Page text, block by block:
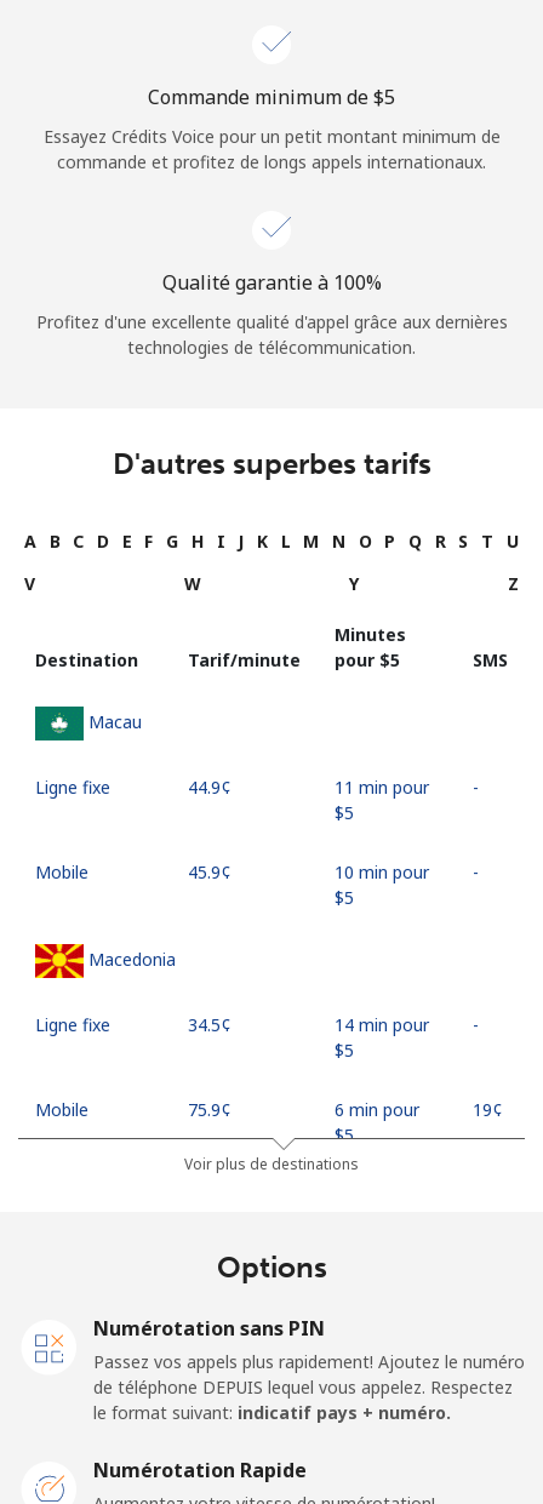
Commande minimum de ⁦$5⁩
Essayez Crédits Voice pour un petit montant minimum de
commande et profitez de longs appels internationaux.
Qualité garantie à 100%
Profitez d'une excellente qualité d'appel grâce aux dernières
technologies de télécommunication.
D'autres superbes tarifs
A B C D E F G H I J K L M N O P Q R S T
U
V
W Y Z
Destination Tarif/minute
Minutes
pour ⁦$5⁩
SMS
Macau
Ligne fixe ⁦44.9¢⁩
11 min pour
⁦$5⁩
-
Mobile ⁦45.9¢⁩
10 min pour
⁦$5⁩
-
Macedonia
Ligne fixe ⁦34.5¢⁩
14 min pour
⁦$5⁩
-
Mobile ⁦75.9¢⁩
6 min pour
⁦$5⁩
⁦19¢⁩
⁦119.5¢⁩
Mobile
⁦$5⁩
Voir plus de destinations
Options
Numérotation sans PIN
Passez vos appels plus rapidement! Ajoutez le numéro
de téléphone DEPUIS lequel vous appelez. Respectez
le format suivant: indicatif pays + numéro.
Numérotation Rapide